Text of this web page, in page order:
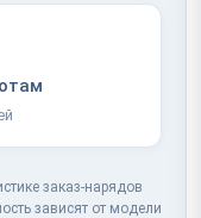
заказ-нарядов
зависят от модели